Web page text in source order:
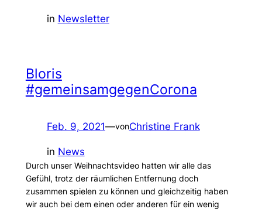
in Newsletter
Bloris
#gemeinsamgegenCorona
Feb. 9, 2021—vonChristine Frank
in News
Durch unser Weihnachtsvideo hatten wir alle das
Gefühl, trotz der räumlichen Entfernung doch
zusammen spielen zu können und gleichzeitig haben
wir auch bei dem einen oder anderen für ein wenig